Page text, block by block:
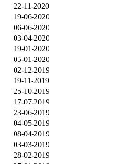
22-11-2020
19-06-2020
06-06-2020
03-04-2020
19-01-2020
05-01-2020
02-12-2019
19-11-2019
25-10-2019
17-07-2019
23-06-2019
04-05-2019
08-04-2019
03-03-2019
28-02-2019